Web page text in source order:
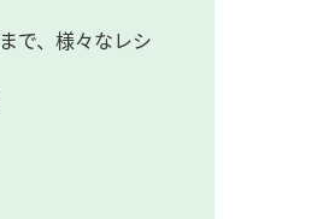
で、様々なレシ